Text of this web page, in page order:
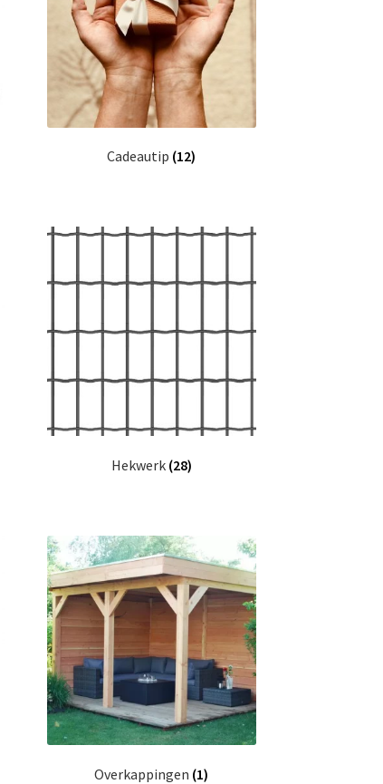
Cadeautip (12)
Hekwerk (28)
Overkappingen (1)